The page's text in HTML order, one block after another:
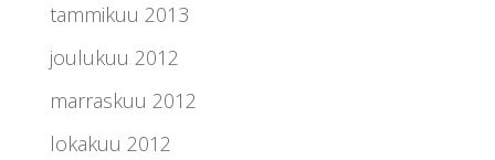
tammikuu 2013
joulukuu 2012
marraskuu 2012
lokakuu 2012